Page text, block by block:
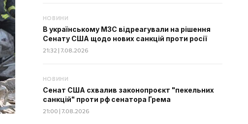
НОВИНИ
В українському МЗС відреагували на рішення
Сенату США щодо нових санкцій проти росії
21:32 | 7.08.2026
НОВИНИ
Сенат США схвалив законопроєкт "пекельних
санкцій" проти рф сенатора Грема
21:00 | 7.08.2026